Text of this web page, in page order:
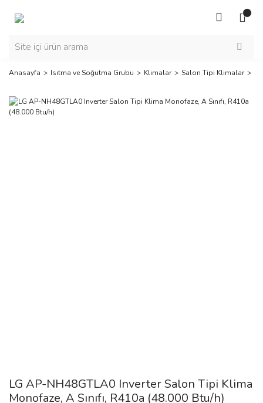
Anasayfa Isıtma ve Soğutma Grubu Klimalar Salon Tipi Klimalar
LG AP-NH48GTLA0 Inverter Salon Tipi Klima
Monofaze, A Sınıfı, R410a (48.000 Btu/h)